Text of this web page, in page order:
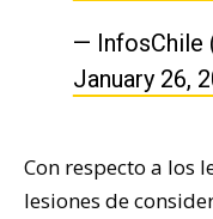
— InfosChile
January 26,
Con respecto a los
lesiones de